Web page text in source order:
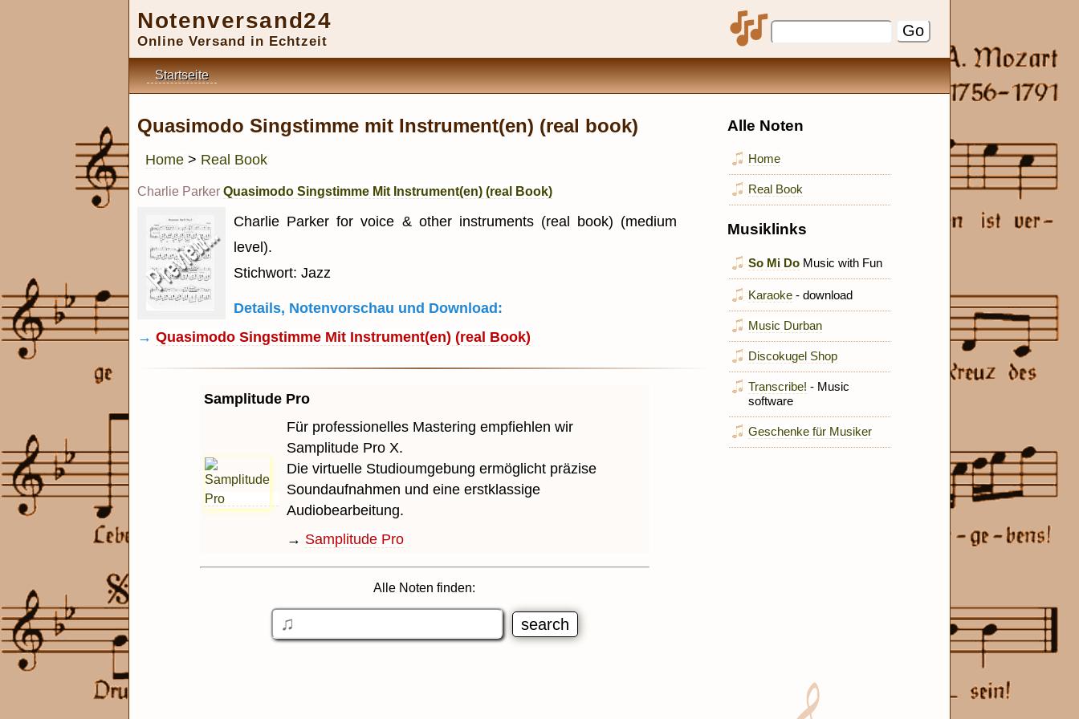
Notenversand24
Online Versand in Echtzeit
Startseite
Quasimodo Singstimme mit Instrument(en) (real book)
Home > Real Book
Charlie Parker Quasimodo Singstimme Mit Instrument(en) (real Book)
Charlie Parker for voice & other instruments (real book) (medium
level).
Stichwort: Jazz
Details, Notenvorschau und Download:
→ Quasimodo Singstimme Mit Instrument(en) (real Book)
Samplitude Pro
Für professionelles Mastering empfiehlen wir
Samplitude Pro X.
Die virtuelle Studioumgebung ermöglicht präzise
Soundaufnahmen und eine erstklassige
Audiobearbeitung.
→ Samplitude Pro
Alle Noten finden:
Alle Noten
Home
Real Book
Musiklinks
So Mi Do Music with Fun
Karaoke - download
Music Durban
Discokugel Shop
Transcribe! - Music
software
Geschenke für Musiker